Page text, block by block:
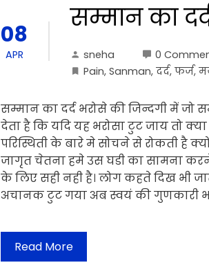
08
APR
सम्मान का
sneha 0
Pain, Sanman, दर्द, फर्ज,
सम्मान का दर्द भरोसे की जिन्दगी में जो
देता है कि यदि यह भरोसा टुट जाय तो क्या
परिस्थिती के बारे मे सोचने से रोकती है
जागृत चेतना हमे उस घडी का सामना
के लिए सही नही है। लोग कहते दिख भी
अचानक टुट गया अब स्वयं की गुणकारी
Read More